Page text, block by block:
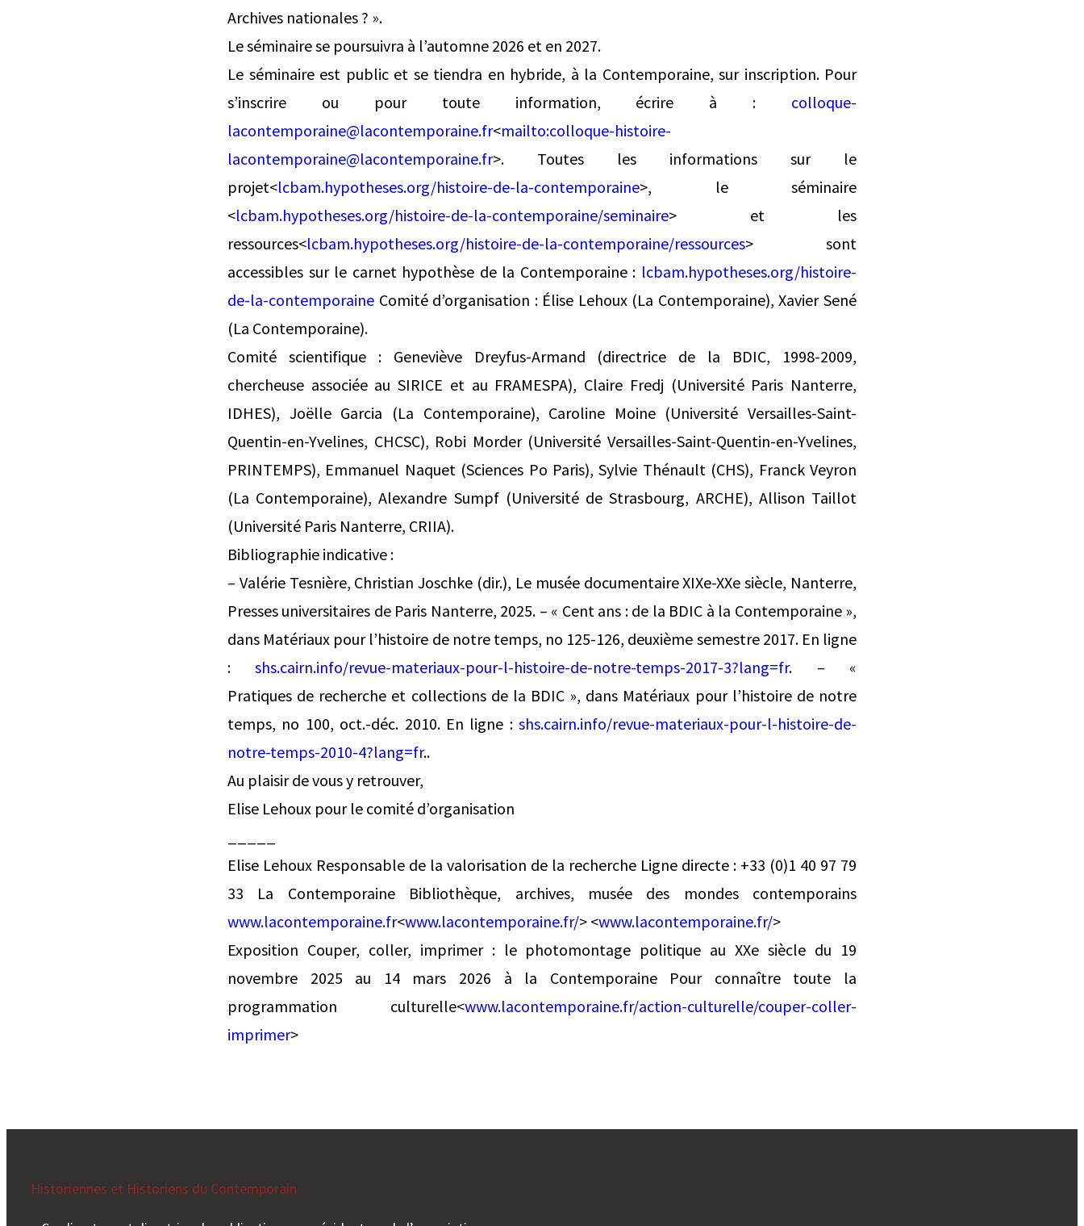
Archives nationales ? ».
Le séminaire se poursuivra à l’automne 2026 et en 2027.
Le séminaire est public et se tiendra en hybride, à la Contemporaine, sur inscription. Pour
s’inscrire ou pour toute information, écrire à : colloque-
lacontemporaine@lacontemporaine.fr<mailto:colloque-histoire-
lacontemporaine@lacontemporaine.fr>. Toutes les informations sur le
projet<lcbam.hypotheses.org/histoire-de-la-contemporaine>, le séminaire
<lcbam.hypotheses.org/histoire-de-la-contemporaine/seminaire> et les
ressources<lcbam.hypotheses.org/histoire-de-la-contemporaine/ressources> sont
accessibles sur le carnet hypothèse de la Contemporaine : lcbam.hypotheses.org/histoire-
de-la-contemporaine Comité d’organisation : Élise Lehoux (La Contemporaine), Xavier Sené
(La Contemporaine).
Comité scientifique : Geneviève Dreyfus-Armand (directrice de la BDIC, 1998-2009,
chercheuse associée au SIRICE et au FRAMESPA), Claire Fredj (Université Paris Nanterre,
IDHES), Joëlle Garcia (La Contemporaine), Caroline Moine (Université Versailles-Saint-
Quentin-en-Yvelines, CHCSC), Robi Morder (Université Versailles-Saint-Quentin-en-Yvelines,
PRINTEMPS), Emmanuel Naquet (Sciences Po Paris), Sylvie Thénault (CHS), Franck Veyron
(La Contemporaine), Alexandre Sumpf (Université de Strasbourg, ARCHE), Allison Taillot
(Université Paris Nanterre, CRIIA).
Bibliographie indicative :
– Valérie Tesnière, Christian Joschke (dir.), Le musée documentaire XIXe-XXe siècle, Nanterre,
Presses universitaires de Paris Nanterre, 2025. – « Cent ans : de la BDIC à la Contemporaine »,
dans Matériaux pour l’histoire de notre temps, no 125-126, deuxième semestre 2017. En ligne
:shs.cairn.info/revue-materiaux-pour-l-histoire-de-notre-temps-2017-3?lang=fr. – «
Pratiques de recherche et collections de la BDIC », dans Matériaux pour l’histoire de notre
temps, no 100, oct.-déc. 2010. En ligne : shs.cairn.info/revue-materiaux-pour-l-histoire-de-
notre-temps-2010-4?lang=fr..
Au plaisir de vous y retrouver,
Elise Lehoux pour le comité d’organisation
Elise Lehoux Responsable de la valorisation de la recherche Ligne directe : +33 (0)1 40 97 79
33 La Contemporaine Bibliothèque, archives, musée des mondes contemporains
www.lacontemporaine.fr<www.lacontemporaine.fr/> <www.lacontemporaine.fr/>
Exposition Couper, coller, imprimer : le photomontage politique au XXe siècle du 19
novembre 2025 au 14 mars 2026 à la Contemporaine Pour connaître toute la
programmation culturelle<www.lacontemporaine.fr/action-culturelle/couper-coller-
imprimer>
Historiennes et Historiens du Contemporain